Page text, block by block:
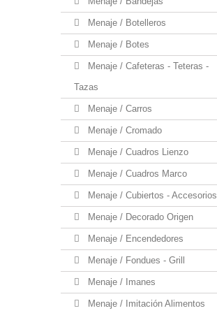
Menaje / Botelleros
Menaje / Botes
Menaje / Cafeteras - Teteras -
Tazas
Menaje / Carros
Menaje / Cromado
Menaje / Cuadros Lienzo
Menaje / Cuadros Marco
Menaje / Cubiertos - Accesorios
Menaje / Decorado Origen
Menaje / Encendedores
Menaje / Fondues - Grill
Menaje / Imanes
Menaje / Imitación Alimentos